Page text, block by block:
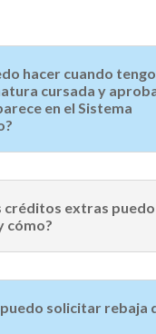
hacer cuando tengo
cursada y
en el Sistema
créditos extras puedo
cómo?
puedo solicitar rebaja